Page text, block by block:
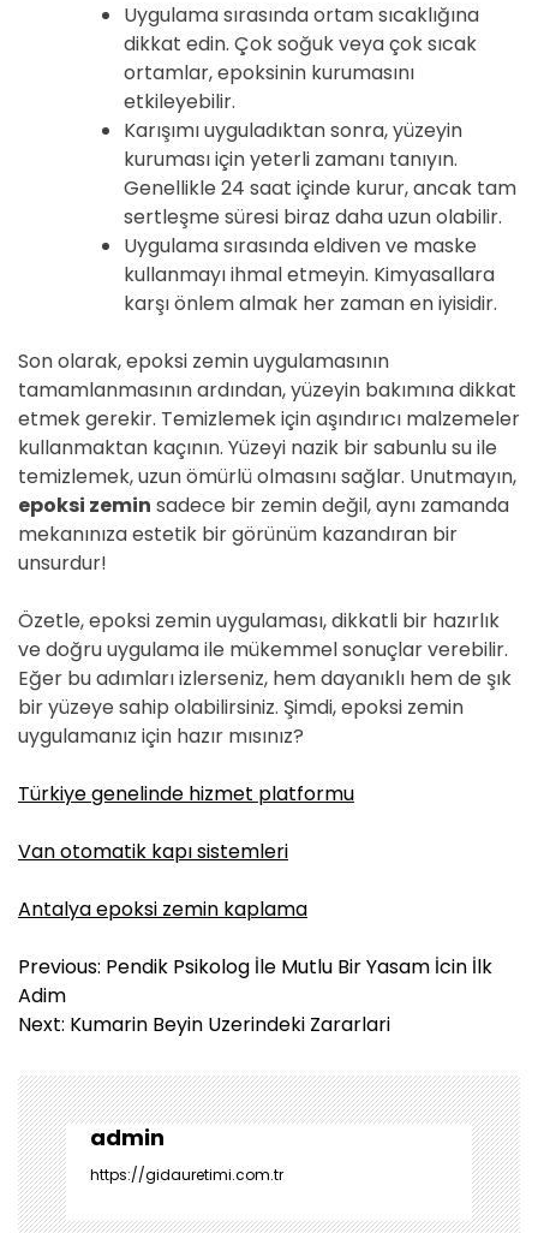
Uygulama sırasında ortam sıcaklığına
dikkat edin. Çok soğuk veya çok sıcak
ortamlar, epoksinin kurumasını
etkileyebilir.
Karışımı uyguladıktan sonra, yüzeyin
kuruması için yeterli zamanı tanıyın.
Genellikle 24 saat içinde kurur, ancak tam
sertleşme süresi biraz daha uzun olabilir.
Uygulama sırasında eldiven ve maske
kullanmayı ihmal etmeyin. Kimyasallara
karşı önlem almak her zaman en iyisidir.
Son olarak, epoksi zemin uygulamasının
tamamlanmasının ardından, yüzeyin bakımına dikkat
etmek gerekir. Temizlemek için aşındırıcı malzemeler
kullanmaktan kaçının. Yüzeyi nazik bir sabunlu su ile
temizlemek, uzun ömürlü olmasını sağlar. Unutmayın,
epoksi zemin sadece bir zemin değil, aynı zamanda
mekanınıza estetik bir görünüm kazandıran bir
unsurdur!
Özetle, epoksi zemin uygulaması, dikkatli bir hazırlık
ve doğru uygulama ile mükemmel sonuçlar verebilir.
Eğer bu adımları izlerseniz, hem dayanıklı hem de şık
bir yüzeye sahip olabilirsiniz. Şimdi, epoksi zemin
uygulamanız için hazır mısınız?
Türkiye genelinde hizmet platformu
Van otomatik kapı sistemleri
Antalya epoksi zemin kaplama
Y
a
z
g
e
z
i
n
m
Previous: Pendik Psikolog İle Mutlu Bir Yasam İcin İlk
Adim
Next: Kumarin Beyin Uzerindeki Zararlari
admin
https://gidauretimi.com.tr